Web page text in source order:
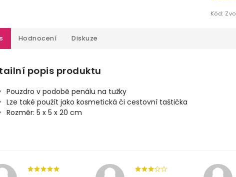
Kód:
Hodnocení Diskuze
popis produktu
Pouzdro v podobě penálu na tužky
Lze také použít jako kosmetická či cestovní taštička
Rozměr: 5 x 5 x 20 cm